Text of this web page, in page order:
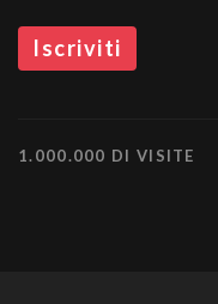
1.000.000 DI VISITE